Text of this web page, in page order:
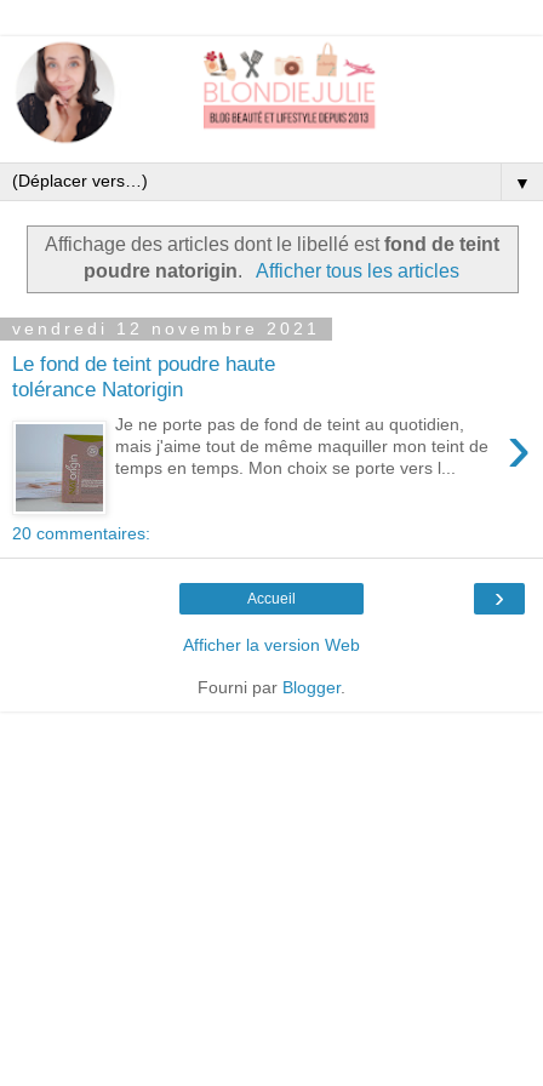
▼
Affichage des articles dont le libellé estfond de teint
poudre natorigin. Afficher tous les articles
vendredi 12 novembre 2021
Le fond de teint poudre haute
tolérance Natorigin
›
Je ne porte pas de fond de teint au quotidien,
mais j'aime tout de même maquiller mon teint de
temps en temps. Mon choix se porte vers l...
20 commentaires:
›
Accueil
Afficher la version Web
Fourni par Blogger.